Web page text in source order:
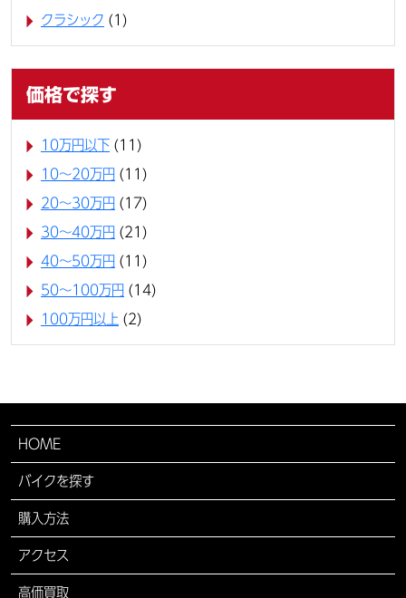
クラシック (1)
価格で探す
10万円以下 (11)
10〜20万円 (11)
20〜30万円 (17)
30〜40万円 (21)
40〜50万円 (11)
50〜100万円 (14)
100万円以上 (2)
HOME
バイクを探す
購入方法
アクセス
高価買取